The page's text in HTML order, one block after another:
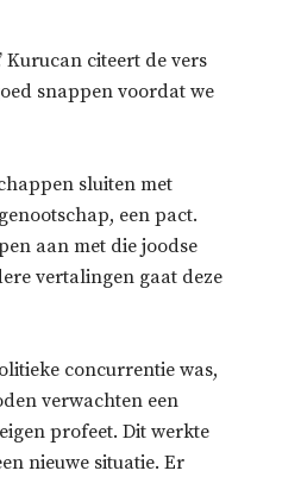
Kurucan citeert de vers
snappen voordat we
sluiten met
een pact.
aan met die joodse
vertalingen gaat deze
concurrentie was,
verwachten een
profeet. Dit werkte
nieuwe situatie. Er